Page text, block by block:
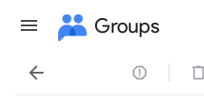
Groups
